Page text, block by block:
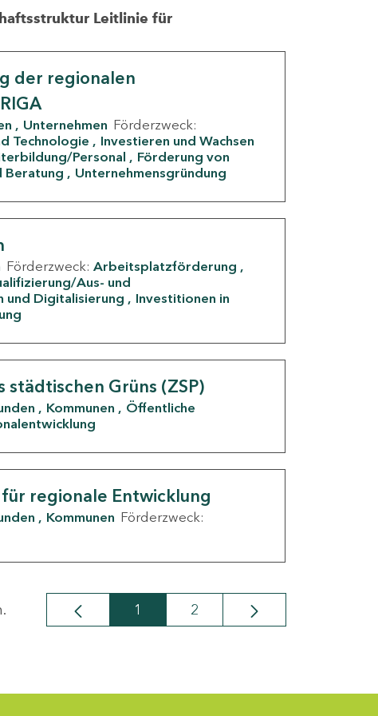
Leitlinie für
der regionalen
Unternehmen Förderzweck:
Technologie
Investieren und Wachsen
Personal
Förderung von
Beratung Unternehmensgründung
Förderzweck: Arbeitsplatzförderung
Aus- und
und Digitalisierung
Investitionen in
Grüns (ZSP)
Kommunen
Öffentliche
regionale Entwicklung
Kommunen Förderzweck:
Seite
1 Seite
2